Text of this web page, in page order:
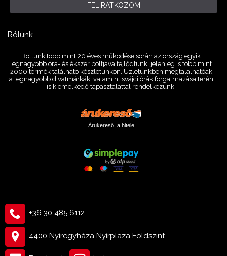
FELIRATKOZOM
Rólunk
Boltunk több mint 20 éves működése során az ország egyik
legnagyobb óra- és ékszer boltjává fejlődtünk, jelenleg is több mint
2000 termék található készletünkön. Üzletünkben megtalálhatóak
a legnagyobb divatmárkák, valamint svájci órák forgalmazása terén
is kiemelkedő tapasztalattal rendelkezünk.
Árukereső, a hitele
+36 30 485 6112
4400 Nyíregyháza Nyírplaza Földszint